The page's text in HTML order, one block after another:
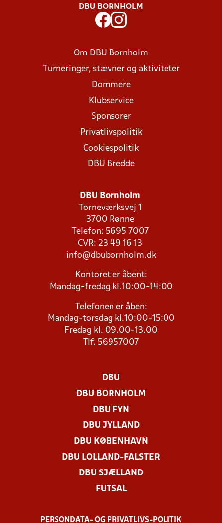
DBU BORNHOLM
Om DBU Bornholm
Turneringer, stævner og aktiviteter
Dommere
Klubservice
Sponsorer
Privatlivspolitik
Cookiespolitik
DBU Bredde
DBU Bornholm
Torneværksvej 1
3700 Rønne
Telefon: 5695 7007
CVR: 23 49 16 13
info@dbubornholm.dk
Kontoret er åbent:
Mandag-fredag kl.10:00-14:00
Telefonen er åben:
Mandag-torsdag kl.10:00-15:00
Fredag kl. 09.00-13.00
Tlf. 56957007
DBU
DBU BORNHOLM
DBU FYN
DBU JYLLAND
DBU KØBENHAVN
DBU LOLLAND-FALSTER
DBU SJÆLLAND
FUTSAL
PERSONDATA- OG PRIVATLIVS-POLITIK